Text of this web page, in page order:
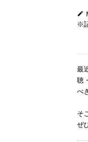
※
最
聴
べ
そ
ぜ